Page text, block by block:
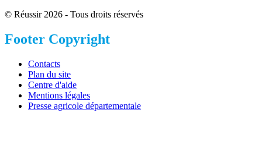
© Réussir 2026 - Tous droits réservés
Footer Copyright
Contacts
Plan du site
Centre d'aide
Mentions légales
Presse agricole départementale